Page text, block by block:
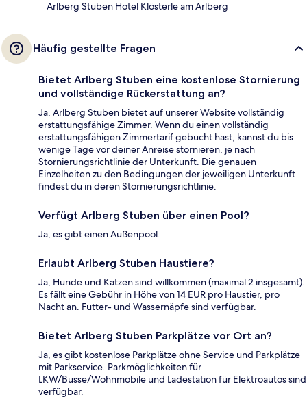
Arlberg Stuben Hotel Klösterle am Arlberg
Häufig gestellte Fragen
Bietet Arlberg Stuben eine kostenlose Stornierung
und vollständige Rückerstattung an?
Ja, Arlberg Stuben bietet auf unserer Website vollständig
erstattungsfähige Zimmer. Wenn du einen vollständig
erstattungsfähigen Zimmertarif gebucht hast, kannst du bis
wenige Tage vor deiner Anreise stornieren, je nach
Stornierungsrichtlinie der Unterkunft. Die genauen
Einzelheiten zu den Bedingungen der jeweiligen Unterkunft
findest du in deren Stornierungsrichtlinie.
Verfügt Arlberg Stuben über einen Pool?
Ja, es gibt einen Außenpool.
Erlaubt Arlberg Stuben Haustiere?
Ja, Hunde und Katzen sind willkommen (maximal 2 insgesamt).
Es fällt eine Gebühr in Höhe von 14 EUR pro Haustier, pro
Nacht an. Futter- und Wassernäpfe sind verfügbar.
Bietet Arlberg Stuben Parkplätze vor Ort an?
Ja, es gibt kostenlose Parkplätze ohne Service und Parkplätze
mit Parkservice. Parkmöglichkeiten für
LKW/Busse/Wohnmobile und Ladestation für Elektroautos sind
verfügbar.